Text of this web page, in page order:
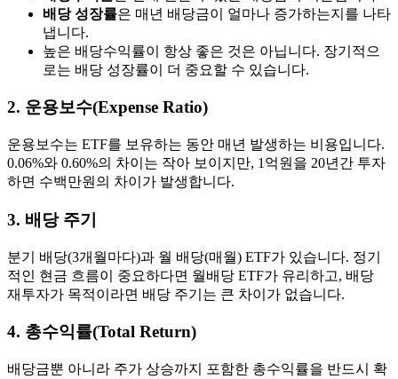
배당 성장률은 매년 배당금이 얼마나 증가하는지를 나타
냅니다.
높은 배당수익률이 항상 좋은 것은 아닙니다. 장기적으
로는 배당 성장률이 더 중요할 수 있습니다.
2. 운용보수(Expense Ratio)
운용보수는 ETF를 보유하는 동안 매년 발생하는 비용입니다.
0.06%와 0.60%의 차이는 작아 보이지만, 1억원을 20년간 투자
하면 수백만원의 차이가 발생합니다.
3. 배당 주기
분기 배당(3개월마다)과 월 배당(매월) ETF가 있습니다. 정기
적인 현금 흐름이 중요하다면 월배당 ETF가 유리하고, 배당
재투자가 목적이라면 배당 주기는 큰 차이가 없습니다.
4. 총수익률(Total Return)
배당금뿐 아니라 주가 상승까지 포함한 총수익률을 반드시 확